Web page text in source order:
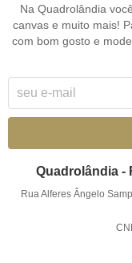
Na Quadrolândia
canvas e muito mais!
com bom gosto e
Quadrolândia -
Rua Alferes Ângelo